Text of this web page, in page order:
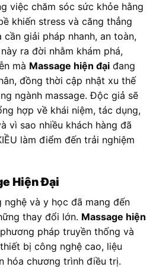
việc chăm sóc sức khỏe hằng
khiến stress và căng thẳng
giải pháp nhanh, an toàn,
ra đời nhằm khám phá,
mà Massage hiện đại đang
đồng thời cập nhật xu thế
ngành massage. Độc giả sẽ
hợp về khái niệm, tác dụng,
vì sao nhiều khách hàng đã
làm điểm đến trải nghiệm
Hiện Đại
và y học đã mang đến
thay đổi lớn. Massage hiện
pháp truyền thống và
bị công nghệ cao, liệu
hóa chương trình điều trị.